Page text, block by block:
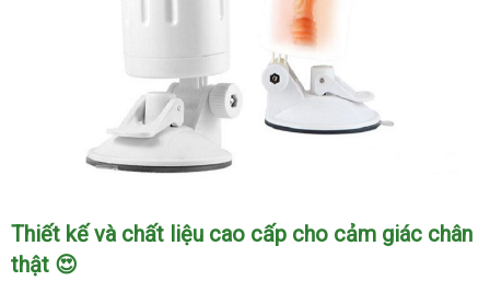
Cốc
thủ
dâm
Thiết kế và chất liệu cao cấp cho cảm giác chân
thật 😍